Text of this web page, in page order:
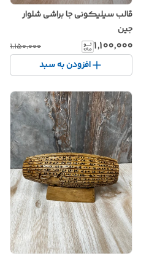
قالب سیلیکونی جا براشی شلوار
جین
۱٬۱۰۰٬۰۰۰ ۱٬۱۵۰٬۰۰۰
افزودن به سبد